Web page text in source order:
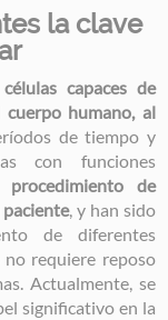
la clave
células capaces de
humano, al
de tiempo y
con funciones
procedimiento de
, y han sido
de diferentes
requiere reposo
Actualmente, se
significativo en la